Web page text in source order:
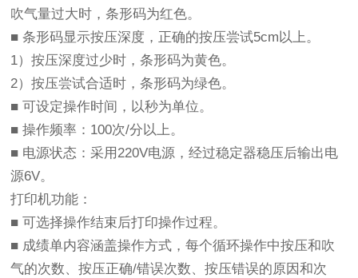
吹气量过大时，条形码为红色。
■ 条形码显示按压深度，正确的按压尝试5cm以上。
1）按压深度过少时，条形码为黄色。
2）按压尝试合适时，条形码为绿色。
■ 可设定操作时间，以秒为单位。
■ 操作频率：100次/分以上。
■ 电源状态：采用220V电源，经过稳定器稳压后输出电
源6V。
打印机功能：
■ 可选择操作结束后打印操作过程。
■ 成绩单内容涵盖操作方式，每个循环操作中按压和吹
气的次数、按压正确/错误次数、按压错误的原因和次